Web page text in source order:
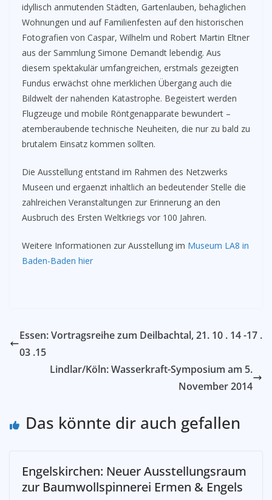
idyllisch anmutenden Städten, Gartenlauben, behaglichen
Wohnungen und auf Familienfesten auf den historischen
Fotografien von Caspar, Wilhelm und Robert Martin Eltner
aus der Sammlung Simone Demandt lebendig. Aus
diesem spektakulär umfangreichen, erstmals gezeigten
Fundus erwächst ohne merklichen Übergang auch die
Bildwelt der nahenden Katastrophe. Begeistert werden
Flugzeuge und mobile Röntgenapparate bewundert –
atemberaubende technische Neuheiten, die nur zu bald zu
brutalem Einsatz kommen sollten.
Die Ausstellung entstand im Rahmen des Netzwerks
Museen und ergaenzt inhaltlich an bedeutender Stelle die
zahlreichen Veranstaltungen zur Erinnerung an den
Ausbruch des Ersten Weltkriegs vor 100 Jahren.
Weitere Informationen zur Ausstellung im Museum LA8 in
Baden-Baden hier
Essen: Vortragsreihe zum Deilbachtal, 21. 10 . 14 -17 .
03 .15
Lindlar/Köln: Wasserkraft-Symposium am 5.
November 2014
Das könnte dir auch gefallen
Engelskirchen: Neuer Ausstellungsraum
zur Baumwollspinnerei Ermen & Engels